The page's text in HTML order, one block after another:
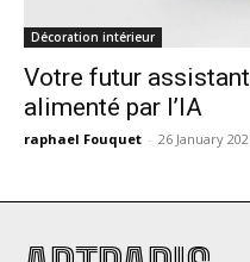
Décoration intérieur
Votre futur
alimenté par l’IA
raphael Fouquet - 26 January